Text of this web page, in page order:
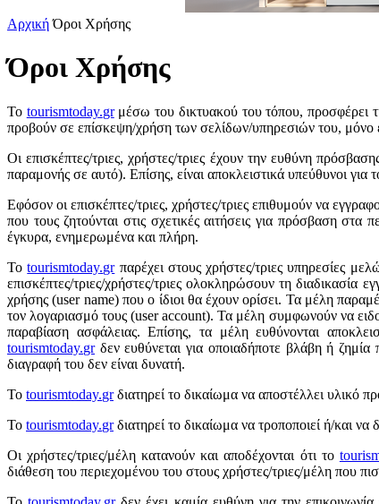
Αρχική Όροι Χρήσης
Όροι Χρήσης
To tourismtoday.grμέσω του δικτυακού του τόπου, προσφέρει
προβούν σε επίσκεψη/χρήση των σελίδων/υπηρεσιών του,
Οι επισκέπτες/τριες, χρήστες/τριες έχουν την ευθύνη
παραμονής σε αυτό). Επίσης, είναι αποκλειστικά υπεύθυνοι
Εφόσον οι επισκέπτες/τριες, χρήστες/τριες επιθυμούν να
που τους ζητούνται στις σχετικές αιτήσεις για πρόσβαση
έγκυρα, ενημερωμένα και πλήρη.
Τοtourismtoday.grπαρέχει στους χρήστες/τριες υπηρεσίες
επισκέπτες/τριες/χρήστες/τριες ολοκληρώσουν τη διαδικασία
χρήσης (user name) που ο ίδιοι θα έχουν ορίσει. Τα μέλη
τον λογαριασμό τους (user account). Τα μέλη συμφωνούν να
παραβίαση ασφάλειας. Επίσης, τα μέλη ευθύνονται
tourismtoday.grδεν ευθύνεται για οποιαδήποτε βλάβη ή
διαγραφή του δεν είναι δυνατή.
Το tourismtoday.grδιατηρεί το δικαίωμα να αποστέλλει υλικό
Το tourismtoday.grδιατηρεί το δικαίωμα να τροποποιεί ή/και
Οι χρήστες/τριες/μέλη κατανούν και αποδέχονται ότι το
διάθεση του περιεχομένου του στους χρήστες/τριες/μέλη που